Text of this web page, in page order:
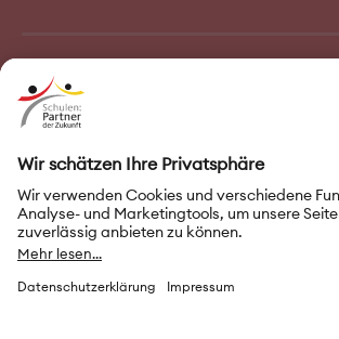
FAQ–Häufige Fragen Kontakt
Nutzungsbedingungen
Datenschutz
Privatsphäre-Einstellungen
Leichte Sprache